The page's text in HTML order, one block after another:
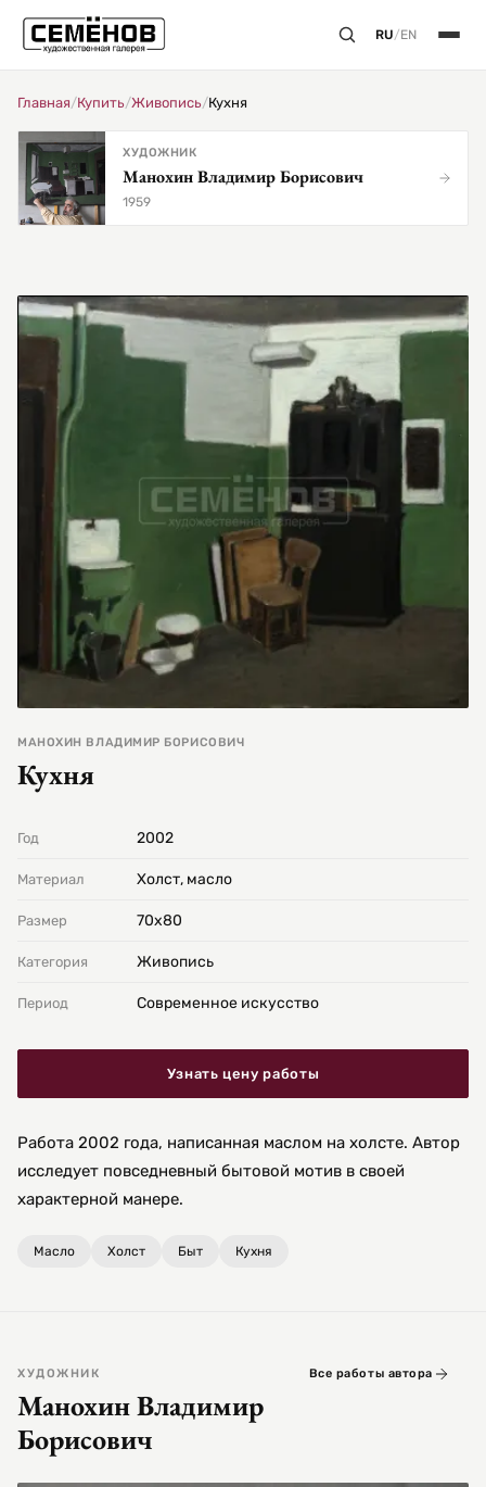
RU/EN
Главная/Купить/Живопись/Кухня
ХУДОЖНИК
Манохин Владимир Борисович
1959
МАНОХИН ВЛАДИМИР БОРИСОВИЧ
Кухня
Год 2002
Материал Холст, масло
Размер 70х80
Категория Живопись
Период Современное искусство
Узнать цену работы
Работа 2002 года, написанная маслом на холсте. Автор
исследует повседневный бытовой мотив в своей
характерной манере.
Масло Холст Быт Кухня
ХУДОЖНИК
Манохин Владимир
Борисович
Все работы автора